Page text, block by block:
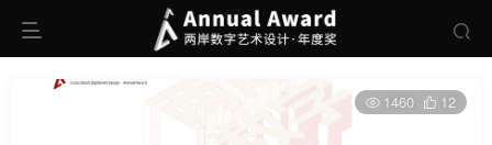
1460 12